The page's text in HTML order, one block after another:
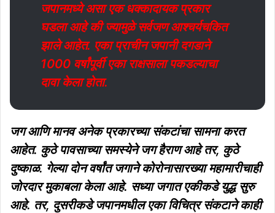
जपानमध्ये असा एक धक्कादायक प्रकार
घडला आहे की ज्यामुळे सर्वजण आश्चर्यचकित
झाले आहेत. एका प्राचीन जपानी दगडाने
1000 वर्षांपूर्वी एका राक्षसाला पकडल्याचा
दावा केला होता.
जग आणि मानव अनेक प्रकारच्या संकटांचा सामना करत
आहेत. कुठे पावसाच्या समस्येने जग हैराण आहे तर, कुठे
दुष्काळ. गेल्या दोन वर्षांत जगाने कोरोनासारख्या महामारीचाही
जोरदार मुकाबला केला आहे. सध्या जगात एकीकडे युद्ध सुरु
आहे. तर, दुसरीकडे जपानमधील एका विचित्र संकटाने काही